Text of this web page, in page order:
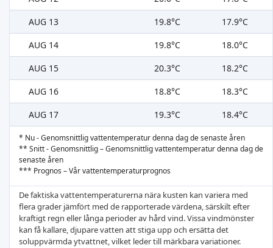
AUG 13
19.8°C
17.9°C
AUG 14
19.8°C
18.0°C
AUG 15
20.3°C
18.2°C
AUG 16
18.8°C
18.3°C
AUG 17
19.3°C 18.4°C
* Nu - Genomsnittlig vattentemperatur denna dag de senaste åren
** Snitt - Genomsnittlig – Genomsnittlig vattentemperatur denna dag de
senaste åren
*** Prognos – Vår vattentemperaturprognos
De faktiska vattentemperaturerna nära kusten kan variera med
flera grader jämfört med de rapporterade värdena, särskilt efter
kraftigt regn eller långa perioder av hård vind. Vissa vindmönster
kan få kallare, djupare vatten att stiga upp och ersätta det
soluppvärmda ytvattnet, vilket leder till märkbara variationer.